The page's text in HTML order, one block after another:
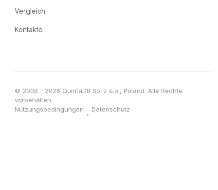
Vergleich
Kontakte
© 2008 - 2026 QuintaDB Sp. z o.o., Poland. Alle Rechte
vorbehalten.
Nutzungsbedingungen
•
Datenschutz